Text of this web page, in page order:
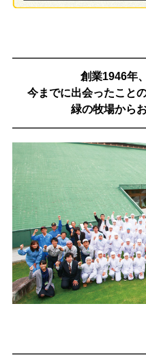
創業1946年
今までに出会ったこと
緑の牧場から